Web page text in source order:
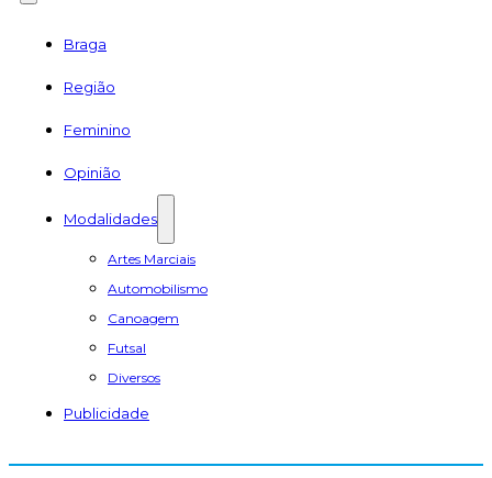
Braga
Região
Feminino
Opinião
Modalidades
Artes Marciais
Automobilismo
Canoagem
Futsal
Diversos
Publicidade